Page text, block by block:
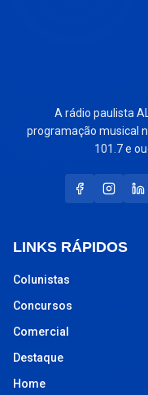
A rádio paulista
programação musical
101.7 e
LINKS RÁPIDOS
Colunistas
Concursos
Comercial
Destaque
Home